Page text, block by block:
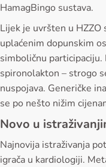
HamagBingo sustava.
Lijek je uvršten u HZZO
uplaćenim dopunskim
simboličnu
spironolakton – strogo
nuspojava. Generičke
se po nešto nižim
Novo u
Najnovija istraživanja
igrača u kardiologiji.